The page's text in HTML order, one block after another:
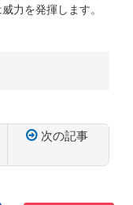
力を発揮します。
次の記事